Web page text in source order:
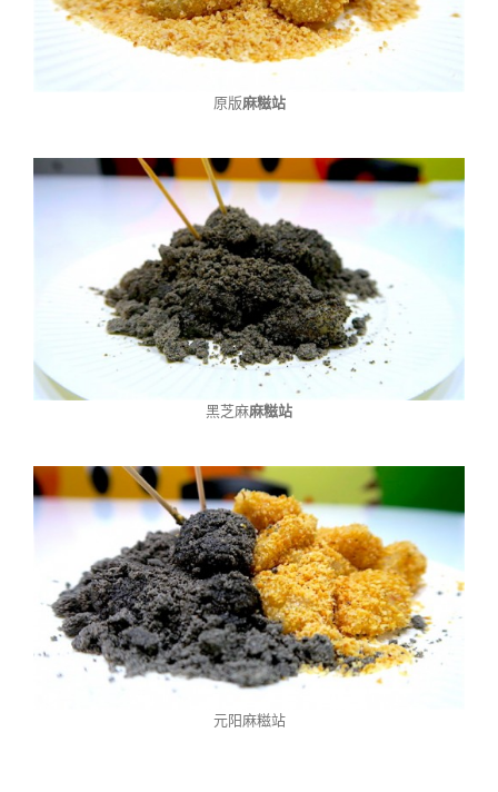
原版麻糍站
黑芝麻麻糍站
元阳麻糍站